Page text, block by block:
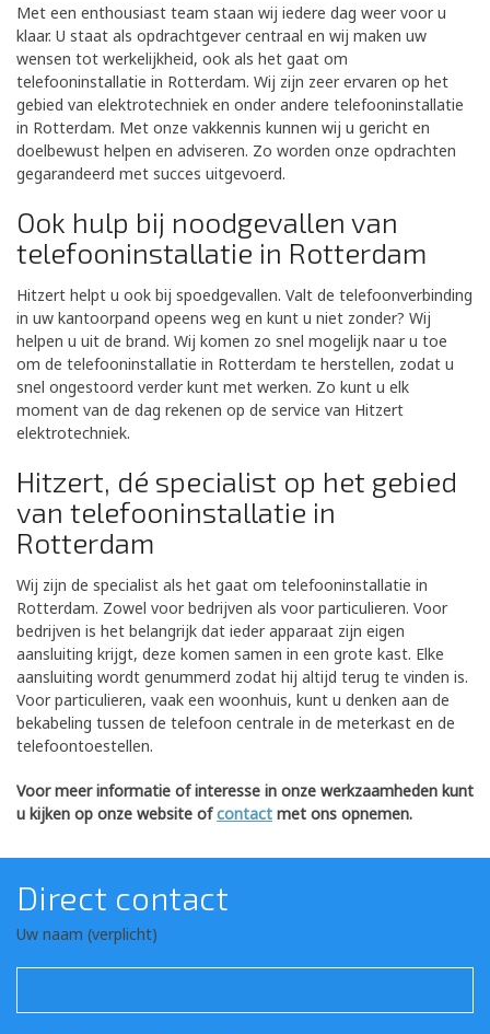
Met een enthousiast team staan wij iedere dag weer voor u
klaar. U staat als opdrachtgever centraal en wij maken uw
wensen tot werkelijkheid, ook als het gaat om
telefooninstallatie in Rotterdam. Wij zijn zeer ervaren op het
gebied van elektrotechniek en onder andere telefooninstallatie
in Rotterdam. Met onze vakkennis kunnen wij u gericht en
doelbewust helpen en adviseren. Zo worden onze opdrachten
gegarandeerd met succes uitgevoerd.
Ook hulp bij noodgevallen van
telefooninstallatie in Rotterdam
Hitzert helpt u ook bij spoedgevallen. Valt de telefoonverbinding
in uw kantoorpand opeens weg en kunt u niet zonder? Wij
helpen u uit de brand. Wij komen zo snel mogelijk naar u toe
om de telefooninstallatie in Rotterdam te herstellen, zodat u
snel ongestoord verder kunt met werken. Zo kunt u elk
moment van de dag rekenen op de service van Hitzert
elektrotechniek.
Hitzert, dé specialist op het gebied
van telefooninstallatie in
Rotterdam
Wij zijn de specialist als het gaat om telefooninstallatie in
Rotterdam. Zowel voor bedrijven als voor particulieren. Voor
bedrijven is het belangrijk dat ieder apparaat zijn eigen
aansluiting krijgt, deze komen samen in een grote kast. Elke
aansluiting wordt genummerd zodat hij altijd terug te vinden is.
Voor particulieren, vaak een woonhuis, kunt u denken aan de
bekabeling tussen de telefoon centrale in de meterkast en de
telefoontoestellen.
Voor meer informatie of interesse in onze werkzaamheden kunt
u kijken op onze website ofcontact met ons opnemen.
Direct contact
Uw naam (verplicht)